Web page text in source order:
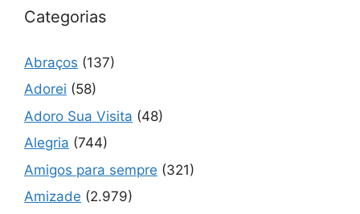
Categorias
Abraços (137)
Adorei (58)
Adoro Sua Visita (48)
Alegria (744)
Amigos para sempre (321)
Amizade (2.979)